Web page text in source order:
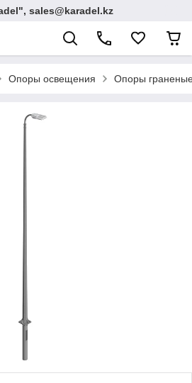
sales@karadel.kz
Опоры освещения Опоры